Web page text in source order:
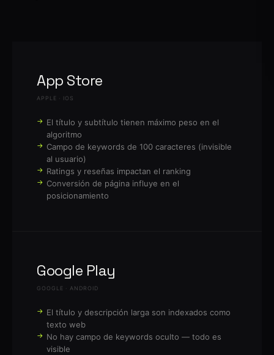
App Store
APPLE · IOS
El título y subtítulo tienen máximo peso en el
algoritmo
Campo de keywords de 100 caracteres (invisible
al usuario)
Ratings y reseñas impactan el ranking
Conversión de página influye en el
posicionamiento
Google Play
GOOGLE · ANDROID
El título y descripción larga son indexados como
texto web
No hay campo de keywords oculto — todo es
visible